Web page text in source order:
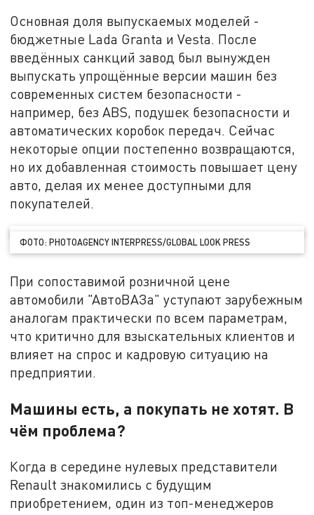
Основная доля выпускаемых моделей -
бюджетные Lada Granta и Vesta. После
введённых санкций завод был вынужден
выпускать упрощённые версии машин без
современных систем безопасности -
например, без ABS, подушек безопасности и
автоматических коробок передач. Сейчас
некоторые опции постепенно возвращаются,
но их добавленная стоимость повышает цену
авто, делая их менее доступными для
покупателей.
ФОТО: PHOTOAGENCY INTERPRESS/GLOBAL LOOK PRESS
При сопоставимой розничной цене
автомобили "АвтоВАЗа" уступают зарубежным
аналогам практически по всем параметрам,
что критично для взыскательных клиентов и
влияет на спрос и кадровую ситуацию на
предприятии.
Машины есть, а покупать не хотят. В
чём проблема?
Когда в середине нулевых представители
Renault знакомились с будущим
приобретением, один из топ-менеджеров